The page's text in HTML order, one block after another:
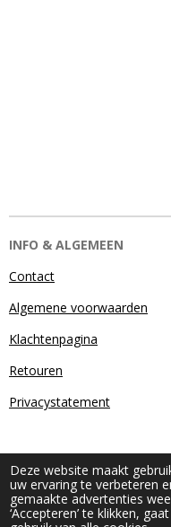
Deze website maakt
uw ervaring te verbeteren
gemaakte advertenties
‘Accepteren’ te klikken,
INFO & ALGEMEEN
Contact
Algemene voorwaarden
Klachtenpagina
Retouren
Privacystatement